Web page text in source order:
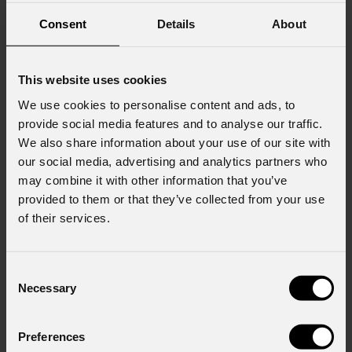
Consent Details About
This website uses cookies
We use cookies to personalise content and ads, to
provide social media features and to analyse our traffic.
We also share information about your use of our site with
our social media, advertising and analytics partners who
may combine it with other information that you’ve
provided to them or that they’ve collected from your use
of their services.
Selection
Necessary
Preferences
DotQPack
Order Code: DOTQPACKMR